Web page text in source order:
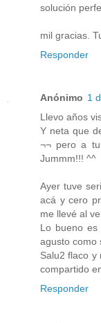
solución
mil gracias.
Responder
Anónimo 1
Llevo años
Y neta que
¬¬ pero a
Jummm!!! ^^
Ayer tuve
acá y cero
me llevé al
Lo bueno
agusto como
Salu2 flaco y
compartido
Responder